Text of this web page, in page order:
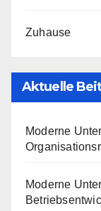
Zuhause
Aktuelle
Moderne
Moderne